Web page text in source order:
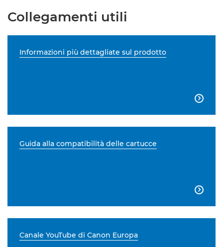
Collegamenti utili
Informazioni più dettagliate sul prodotto

Guida alla compatibilità delle cartucce

Canale YouTube di Canon Europa